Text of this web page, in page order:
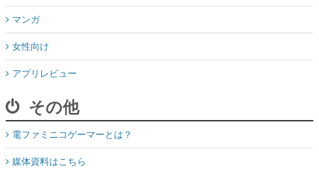
マンガ
女性向け
アプリレビュー
その他
電ファミニコゲーマーとは？
媒体資料はこちら